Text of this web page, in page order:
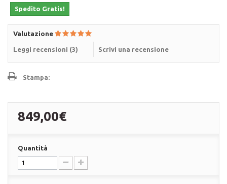
Spedito Gratis!
Valutazione
Leggi recensioni (3) Scrivi una recensione
Stampa:
849,00€
Quantità